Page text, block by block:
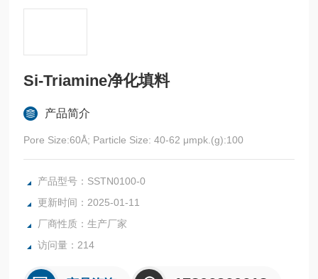
Si-Triamine净化填料
产品简介
Pore Size:60Å; Particle Size: 40-62 μmpk.(g):100
产品型号：SSTN0100-0
更新时间：2025-01-11
厂商性质：生产厂家
访问量：214